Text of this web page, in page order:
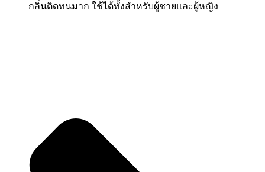
กลิ่นติดทนมาก ใช้ได้ทั้งสำหรับผู้ชายและผู้หญิง